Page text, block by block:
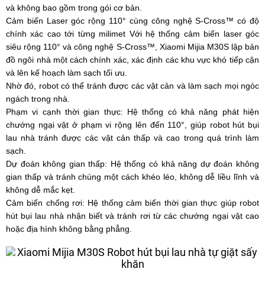
và không bao gồm trong gói cơ bản.
Cảm biến Laser góc rộng 110° cùng công nghệ S-Cross™ có độ
chính xác cao tới từng milimet Với hệ thống cảm biến laser góc
siêu rộng 110° và công nghệ S-Cross™, Xiaomi Mijia M30S lập bản
đồ ngôi nhà một cách chính xác, xác định các khu vực khó tiếp cận
và lên kế hoạch làm sạch tối ưu.
Nhờ đó, robot có thể tránh được các vật cản và làm sạch mọi ngóc
ngách trong nhà.
Phạm vi cạnh thời gian thực: Hệ thống có khả năng phát hiện
chướng ngại vật ở phạm vi rộng lên đến 110°, giúp robot hút bụi
lau nhà tránh được các vật cản thấp và cao trong quá trình làm
sạch.
Dự đoán không gian thấp: Hệ thống có khả năng dự đoán không
gian thấp và tránh chúng một cách khéo léo, không dễ liều lĩnh và
không dễ mắc kẹt.
Cảm biến chống rơi: Hệ thống cảm biến thời gian thực giúp robot
hút bụi lau nhà nhận biết và tránh rơi từ các chướng ngại vật cao
hoặc địa hình không bằng phẳng.